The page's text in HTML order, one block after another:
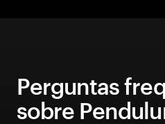
Perguntas
sobre